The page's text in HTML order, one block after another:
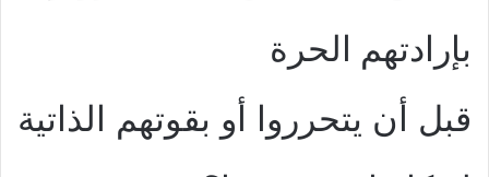
بإرادتهم الحرة
قبل أن يتحرروا أو بقوتهم الذاتية